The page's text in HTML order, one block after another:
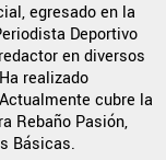
del portal
fans del Club
egresado en la
Deportivo
en diversos
realizado
cubre la
Rebaño Pasión,
Básicas.